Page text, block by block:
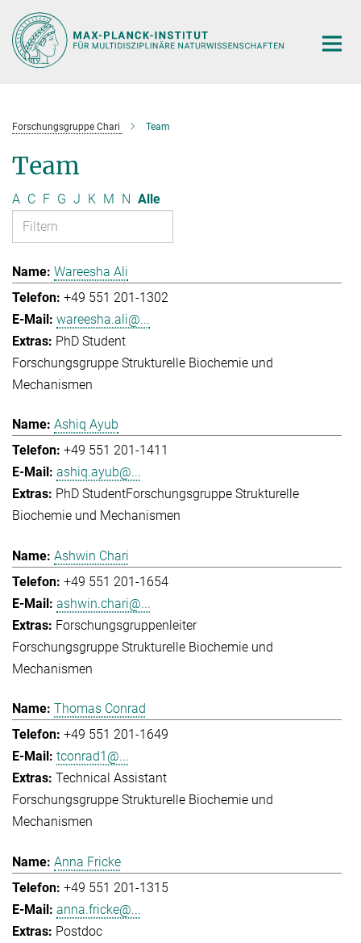
Hauptinhalt
Forschungsgruppe Chari Team
Team
A C F G J K M N Alle
Wareesha Ali
+49 551 201-1302
wareesha.ali@...
PhD Student
Forschungsgruppe Strukturelle Biochemie und
Mechanismen
Ashiq Ayub
+49 551 201-1411
ashiq.ayub@...
PhD StudentForschungsgruppe Strukturelle
Biochemie und Mechanismen
Ashwin Chari
+49 551 201-1654
ashwin.chari@...
Forschungsgruppenleiter
Forschungsgruppe Strukturelle Biochemie und
Mechanismen
Thomas Conrad
+49 551 201-1649
tconrad1@...
Technical Assistant
Forschungsgruppe Strukturelle Biochemie und
Mechanismen
Anna Fricke
+49 551 201-1315
anna.fricke@...
Postdoc